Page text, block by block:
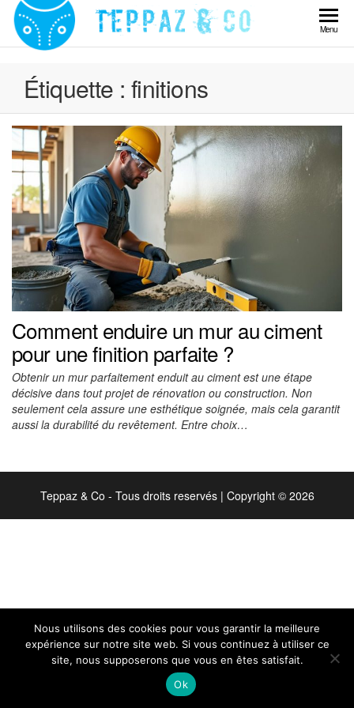
Skip
content
Teppaz
Menu
Étiquette : finitions
Comment enduire un mur au ciment
pour une finition parfaite ?
Obtenir un mur parfaitement enduit au ciment est une étape
décisive dans tout projet de rénovation ou construction. Non
seulement cela assure une esthétique soignée, mais cela garantit
aussi la durabilité du revêtement. Entre choix…
Teppaz & Co - Tous droits reservés | Copyright © 2026
Nous utilisons des cookies pour vous garantir la meilleure
expérience sur notre site web. Si vous continuez à utiliser ce
site, nous supposerons que vous en êtes satisfait.
Ok